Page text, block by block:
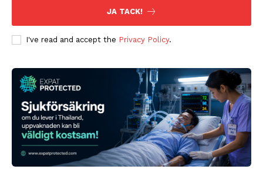
JA TACK!
I've read and accept the Privacy Policy.